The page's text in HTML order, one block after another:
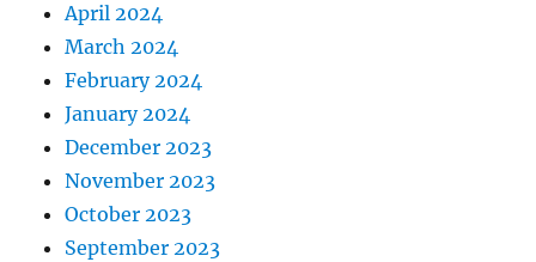
April 2024
March 2024
February 2024
January 2024
December 2023
November 2023
October 2023
September 2023